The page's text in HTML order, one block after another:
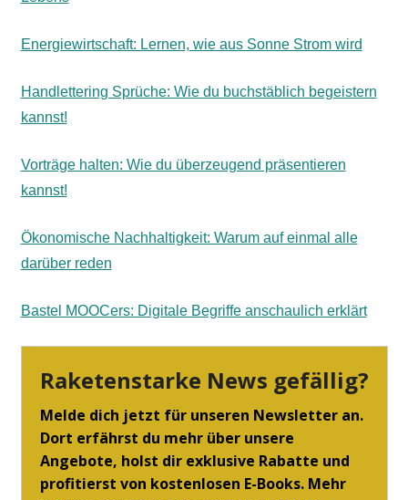
Energiewirtschaft: Lernen, wie aus Sonne Strom wird
Handlettering Sprüche: Wie du buchstäblich begeistern
kannst!
Vorträge halten: Wie du überzeugend präsentieren
kannst!
Ökonomische Nachhaltigkeit: Warum auf einmal alle
darüber reden
Bastel MOOCers: Digitale Begriffe anschaulich erklärt